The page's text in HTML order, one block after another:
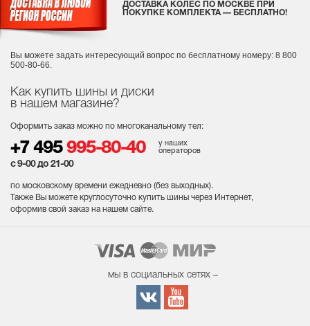
Как купить шины и диски
в нашем магазине?
Оформить заказ можно по многоканальному тел:
+7 495 995-80-40
у наших
операторов
с 9-00 до 21-00
по московскому времени ежедневно (без выходных).
Также Вы можете круглосуточно купить шины через Интернет,
оформив свой заказ на нашем сайте.
ДОСТАВКА КОЛЕС ПО МОСКВЕ ПРИ
ПОКУПКЕ КОМПЛЕКТА — БЕСПЛАТНО!
Вы можете задать интересующий вопрос по бесплатному номеру: 8 800
500-80-66.
мы в социальных сетях –